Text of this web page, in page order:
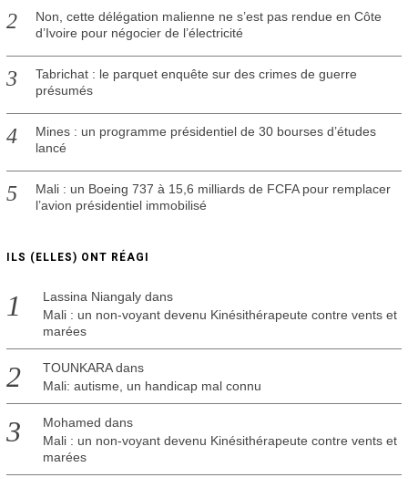
Non, cette délégation malienne ne s’est pas rendue en Côte
d’Ivoire pour négocier de l’électricité
Tabrichat : le parquet enquête sur des crimes de guerre
présumés
Mines : un programme présidentiel de 30 bourses d’études
lancé
Mali : un Boeing 737 à 15,6 milliards de FCFA pour remplacer
l’avion présidentiel immobilisé
ILS (ELLES) ONT RÉAGI
Lassina Niangalydans
Mali : un non-voyant devenu Kinésithérapeute contre vents et
marées
TOUNKARAdans
Mali: autisme, un handicap mal connu
Mohamed dans
Mali : un non-voyant devenu Kinésithérapeute contre vents et
marées